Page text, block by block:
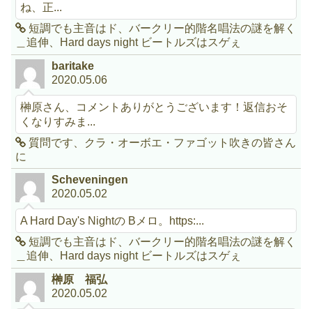
ね、正...
短調でも主音はド、バークリー的階名唱法の謎を解く
＿追伸、Hard days night ビートルズはスゲぇ
baritake
2020.05.06
榊原さん、コメントありがとうございます！返信おそ
くなりすみま...
質問です、クラ・オーボエ・ファゴット吹きの皆さん
に
Scheveningen
2020.05.02
A Hard Day's Nightの Bメロ。https:...
短調でも主音はド、バークリー的階名唱法の謎を解く
＿追伸、Hard days night ビートルズはスゲぇ
榊原 福弘
2020.05.02